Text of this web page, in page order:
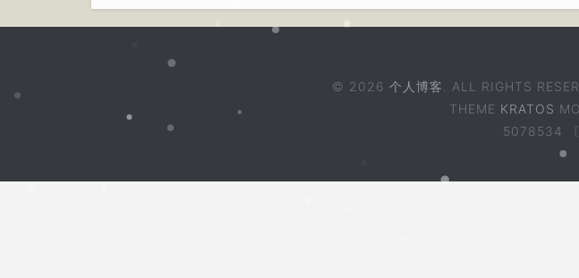
© 2026 个人博客 . ALL RIGHTS
THEME KRATOS
5078534 〔